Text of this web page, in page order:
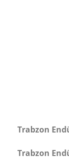
Trabzon
Trabzon